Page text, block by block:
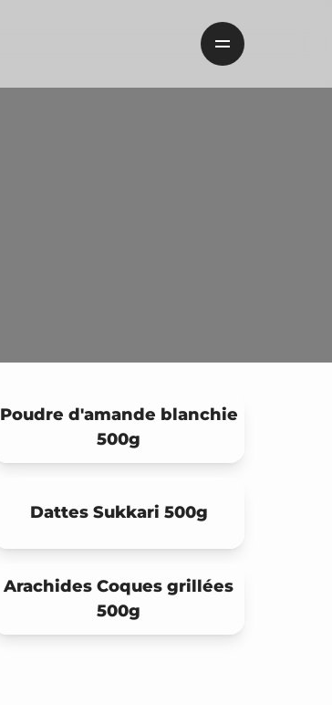
Poudre d'amande blanchie
500g
Dattes Sukkari 500g
Arachides Coques grillées
500g